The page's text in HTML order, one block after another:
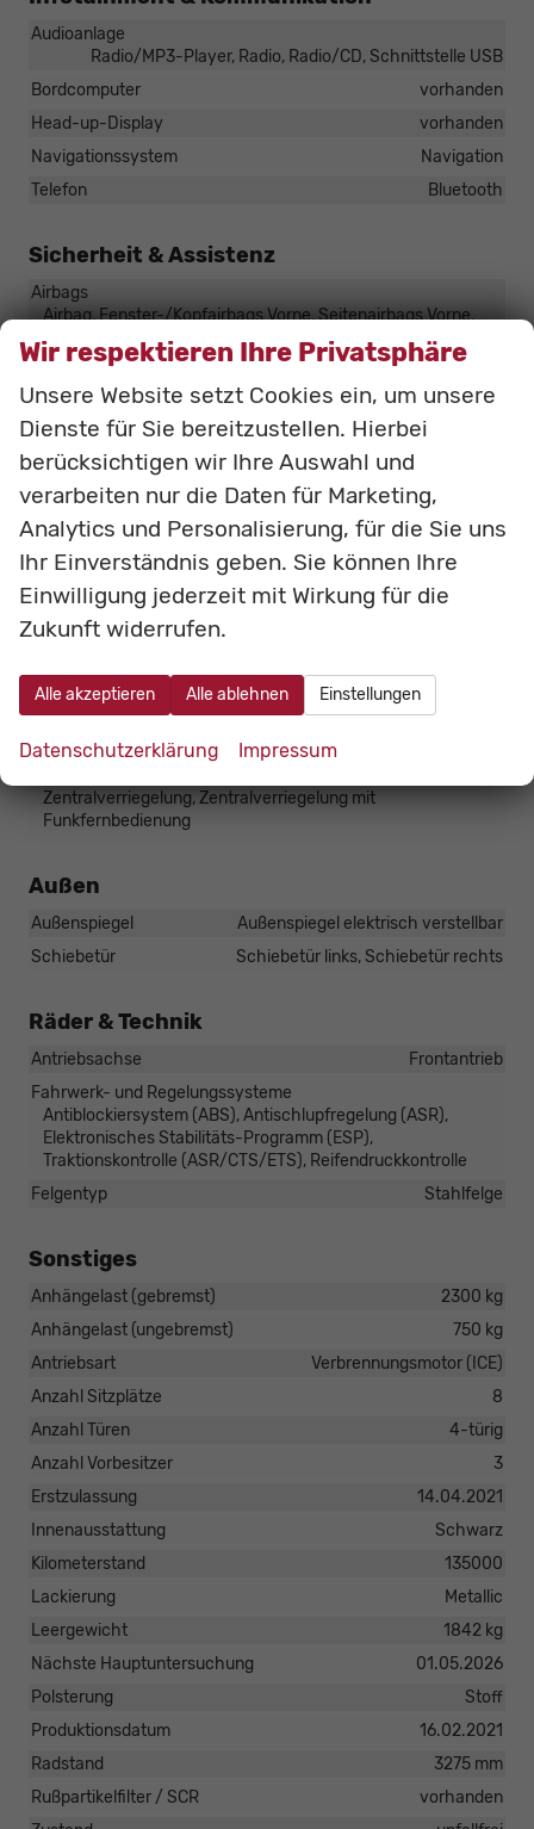
Audioanlage
Radio/MP3-Player, Radio, Radio/CD, Schnittstelle USB
Bordcomputer
vorhanden
Head-up-Display
vorhanden
Navigationssystem
Navigation
Telefon
Bluetooth
Sicherheit & Assistenz
Airbags
Airbag, Fenster-/Kopfairbags Vorne, Seitenairbags Vorne,
Beifahrerairbag
Assistenzsysteme
Regensensor, Tempomat, Notbremsassistent (City-Safety),
Berganfahrassistent, Spurhalteassistent,
Abstandstempomat adaptiv (ACC),
Verkehrzeichenerkennung, Toter-Winkel-Assistent,
Müdigkeitserkennungs-Sensor, Abstandswarner
Einparkhilfe
Park Distance Control vorne, Park Distance Control hinten,
Rückfahrkamera
Innenspiegel automatisch abblendend
vorhanden
Lenkung
Lichtsensor, Tagfahrlicht, Xenonscheinwerfer,
Fernlichtassistent, LED-Tagfahrlicht
Start/Stop-Automatik
Zentralverriegelung, Zentralverriegelung mit
Funkfernbedienung
Außen
Außenspiegel
Außenspiegel elektrisch verstellbar
Schiebetür
Schiebetür links, Schiebetür rechts
Räder & Technik
Antriebsachse
Frontantrieb
Fahrwerk- und Regelungssysteme
Antiblockiersystem (ABS), Antischlupfregelung (ASR),
Elektronisches Stabilitäts-Programm (ESP),
Traktionskontrolle (ASR/CTS/ETS), Reifendruckkontrolle
Felgentyp
Stahlfelge
Sonstiges
Anhängelast (gebremst)
2300 kg
Anhängelast (ungebremst)
750 kg
Antriebsart
Verbrennungsmotor (ICE)
Anzahl Sitzplätze
8
Anzahl Türen
4-türig
Anzahl Vorbesitzer
3
Erstzulassung
14.04.2021
Innenausstattung
Schwarz
Kilometerstand
135000
Lackierung
Metallic
Leergewicht
1842 kg
Nächste Hauptuntersuchung
01.05.2026
Polsterung
Stoff
Produktionsdatum
16.02.2021
Radstand
3275 mm
Rußpartikelfilter / SCR
vorhanden
Wir respektieren Ihre Privatsphäre
Unsere Website setzt Cookies ein, um unsere
Dienste für Sie bereitzustellen. Hierbei
berücksichtigen wir Ihre Auswahl und
verarbeiten nur die Daten für Marketing,
Analytics und Personalisierung, für die Sie uns
Ihr Einverständnis geben. Sie können Ihre
Einwilligung jederzeit mit Wirkung für die
Zukunft widerrufen.
Alle akzeptieren Alle ablehnen Einstellungen
Datenschutzerklärung Impressum